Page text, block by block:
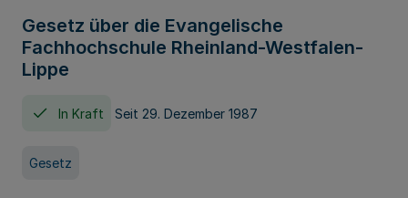
Gesetz über die Evangelische
Fachhochschule Rheinland-Westfalen-
Lippe
In Kraft Seit 29. Dezember 1987
Gesetz